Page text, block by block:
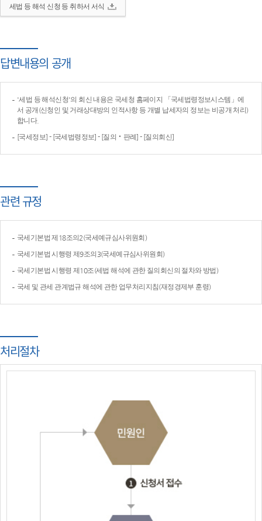
세법 등 해석 신청 등 취하서 서식
답변내용의 공개
'세법 등 해석신청'의 회신 내용은 국세청 홈페이지 「국세법령정보시스템」에
서 공개(신청인 및 거래상대방의 인적사항 등 개별 납세자의 정보는 비공개 처리)
합니다.
[국세정보] - [국세법령정보] - [질의‧판례] - [질의회신]
관련 규정
국세기본법 제18조의2(국세예규심사위원회)
국세기본법 시행령 제9조의3(국세예규심사위원회)
국세기본법 시행령 제10조(세법 해석에 관한 질의회신의 절차와 방법)
국세 및 관세 관계법규 해석에 관한 업무처리지침(재정경제부 훈령)
처리절차